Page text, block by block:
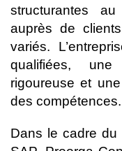
structurantes
auprès de
variés.
qualifiées, une
rigoureuse et
des compétences.
Dans le cadre du